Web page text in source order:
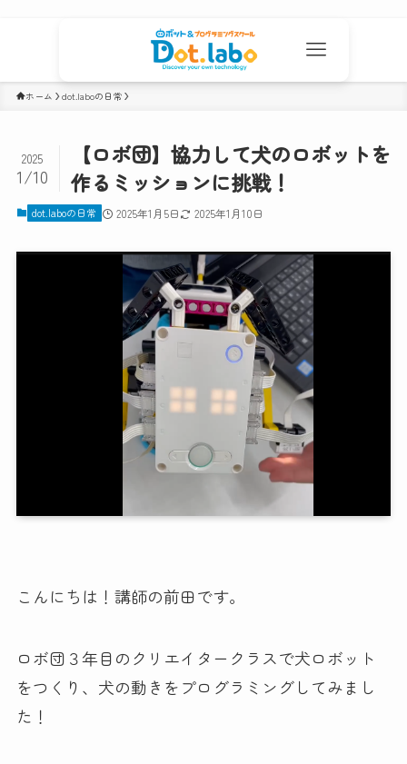
ホーム dot.laboの日常
【ロボ団】協力して犬のロボットを
作るミッションに挑戦！
2025
1/10
dot.laboの日常 2025年1月5日 2025年1月10日
こんにちは！講師の前田です。
ロボ団３年目のクリエイタークラスで犬ロボット
をつくり、犬の動きをプログラミングしてみまし
た！